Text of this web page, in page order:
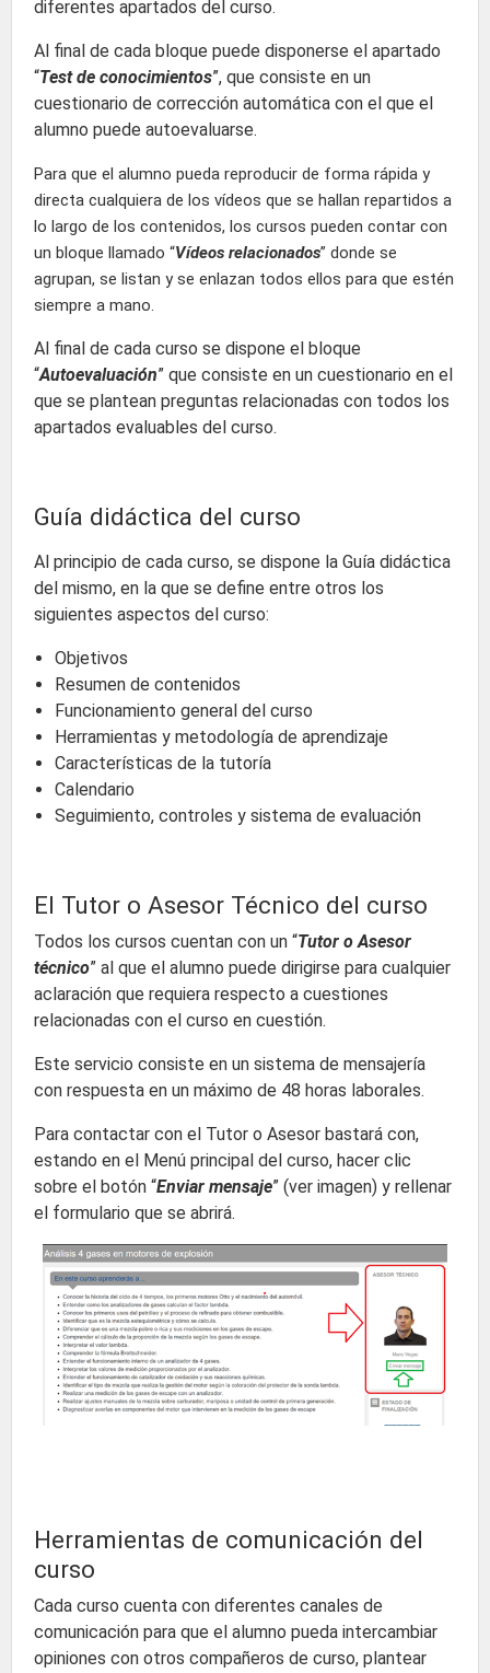
diferentes apartados del curso.
Al final de cada bloque puede disponerse el apartado
“Test de conocimientos”, que consiste en un
cuestionario de corrección automática con el que el
alumno puede autoevaluarse.
Para que el alumno pueda reproducir de forma rápida y
directa cualquiera de los vídeos que se hallan repartidos a
lo largo de los contenidos, los cursos pueden contar con
un bloque llamado “Vídeos relacionados” donde se
agrupan, se listan y se enlazan todos ellos para que estén
siempre a mano.
Al final de cada curso se dispone el bloque
“Autoevaluación” que consiste en un cuestionario en el
que se plantean preguntas relacionadas con todos los
apartados evaluables del curso.
Guía didáctica del curso
Al principio de cada curso, se dispone la Guía didáctica
del mismo, en la que se define entre otros los
siguientes aspectos del curso:
Objetivos
Resumen de contenidos
Funcionamiento general del curso
Herramientas y metodología de aprendizaje
Características de la tutoría
Calendario
Seguimiento, controles y sistema de evaluación
El Tutor o Asesor Técnico del curso
Todos los cursos cuentan con un “Tutor o Asesor
técnico” al que el alumno puede dirigirse para cualquier
aclaración que requiera respecto a cuestiones
relacionadas con el curso en cuestión.
Este servicio consiste en un sistema de mensajería
con respuesta en un máximo de 48 horas laborales.
Para contactar con el Tutor o Asesor bastará con,
estando en el Menú principal del curso, hacer clic
sobre el botón “Enviar mensaje” (ver imagen) y rellenar
el formulario que se abrirá.
Herramientas de comunicación del
curso
Cada curso cuenta con diferentes canales de
comunicación para que el alumno pueda intercambiar
opiniones con otros compañeros de curso, plantear